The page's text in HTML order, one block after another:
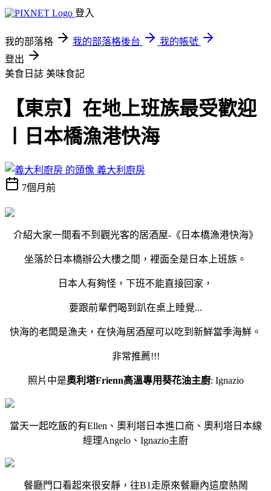
登入
我的部落格 我的部落格後台
我的帳號
登出
美食日誌 美味食記
【東京】在地上班族最受歡迎
〡日本橋漁港快海
義大利廚房
7個月前
介紹大家一間看不到觀光客的居酒屋-《日本橋漁港快海》
坐落於日本橋辦公大樓之間，裡面全是日本上班族。
日本人有夠怪，下班不能直接回家，
要跟前輩們喝到趴在桌上睡覺...
快海的老闆是漁夫，在快海居酒屋可以吃到新鮮當季海鮮。
非常推薦!!!
照片中是奧利塔Frienn高溫專用葵花油主廚: Ignazio
當天一起吃飯的有Ellen、奧利塔日本進口商、奧利塔日本線
經理Angelo、Ignazio主廚
餐廳門口看起來很安靜，往B1走原來餐廳內這麼熱鬧